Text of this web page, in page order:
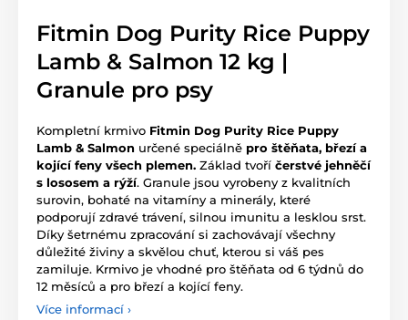
Fitmin Dog Purity Rice Puppy
Lamb & Salmon 12 kg |
Granule pro psy
Kompletní krmivo Fitmin Dog Purity Rice Puppy
Lamb & Salmon určené speciálně pro štěňata, březí a
kojící feny všech plemen. Základ tvoří čerstvé jehněčí
s lososem a rýží. Granule jsou vyrobeny z kvalitních
surovin, bohaté na vitamíny a minerály, které
podporují zdravé trávení, silnou imunitu a lesklou srst.
Díky šetrnému zpracování si zachovávají všechny
důležité živiny a skvělou chuť, kterou si váš pes
zamiluje. Krmivo je vhodné pro štěňata od 6 týdnů do
12 měsíců a pro březí a kojící feny.
Více informací ›